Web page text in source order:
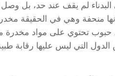
لم يقف عند حد، بل
منحفة وهي في الحقيقة
حبوب تحتوي على مواد مخدرة
الدول التي ليس عليها رقابة